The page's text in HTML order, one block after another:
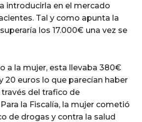
introducirla en el mercado
Tal y como apunta la
los 17.000€ una vez se
a la mujer, esta llevaba 380€
20 euros lo que parecían haber
del trafico de
la Fiscalía, la mujer cometió
de drogas y contra la salud